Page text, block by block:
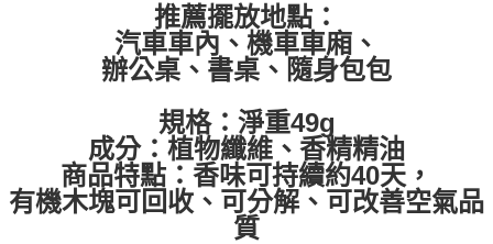
推薦擺放地點 ：
汽車車內、機車車廂 、
辦公桌、書桌 、 隨身包包
規格： 淨重49g
成分： 植物纖維、香精精油
商品特點 ： 香味可持續約40天 ，
有機木塊可回收、可分解、可改善空氣品
質